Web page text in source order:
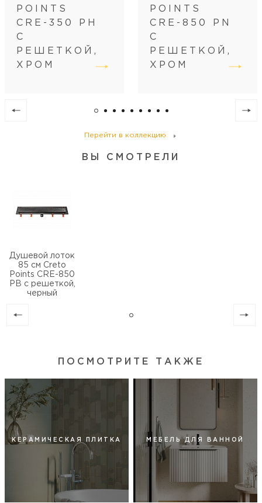
Регулировка
Диаметр слива, см
Перейти в коллекцию
POINTS
CRE-350 PH
С
РЕШЕТКОЙ,
ХРОМ
POINTS
CRE-850 PN
С
РЕШЕТКОЙ,
ХРОМ
ВЫ СМОТРЕЛИ
Душевой лоток
85 см Creto
Points CRE-850
PB с решеткой,
черный
ПОСМОТРИТЕ ТАКЖЕ
КЕРАМИЧЕСКАЯ ПЛИТКА МЕБЕЛЬ ДЛЯ ВАННОЙ